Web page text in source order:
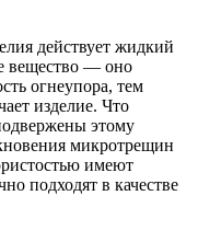
действует жидкий
вещество — оно
огнеупора, тем
изделие. Что
этому
микротрещин
имеют
подходят в качестве